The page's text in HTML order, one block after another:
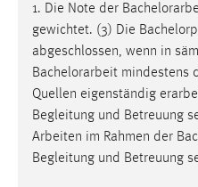
1. Die Note der
gewichtet. (3) Die
abgeschlossen, wenn in
Bachelorarbeit mindestens
Quellen eigenständig
Begleitung und Betreuung
Arbeiten im Rahmen der
Begleitung und Betreuung